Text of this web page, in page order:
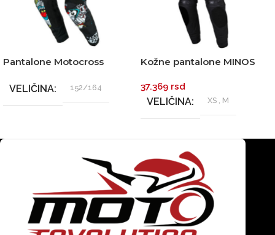
Pantalone Motocross
crno žute dečije
VELIČINA 152/164
Kožne pantalone MINOS
37.369 rsd
VELIČINA XS , M